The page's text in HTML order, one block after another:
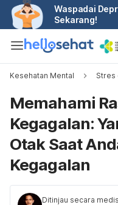
Waspadai
Sekarang!
Kesehatan Mental Stres
Memahami
Kegagalan:
Otak Saat
Kegagalan
Ditinjau secara